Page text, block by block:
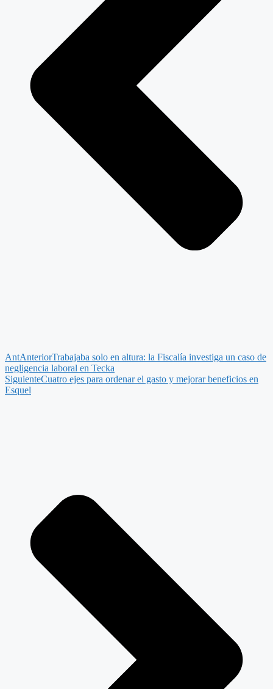
AntAnteriorTrabajaba solo en altura: la Fiscalía investiga un caso de
negligencia laboral en Tecka
SiguienteCuatro ejes para ordenar el gasto y mejorar beneficios en
Esquel